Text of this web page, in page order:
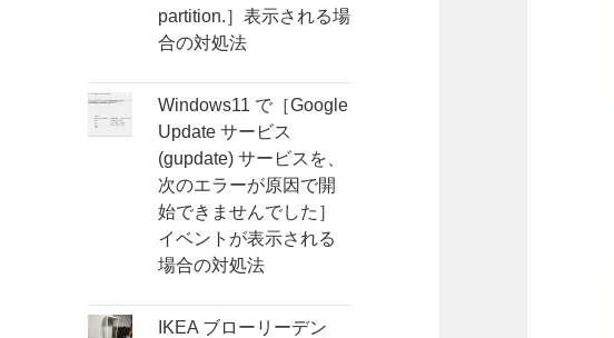
partition.］表示される場
合の対処法
Windows11 で［Google
Update サービス
(gupdate) サービスを、
次のエラーが原因で開
始できませんでした］
イベントが表示される
場合の対処法
IKEA ブローリーデン